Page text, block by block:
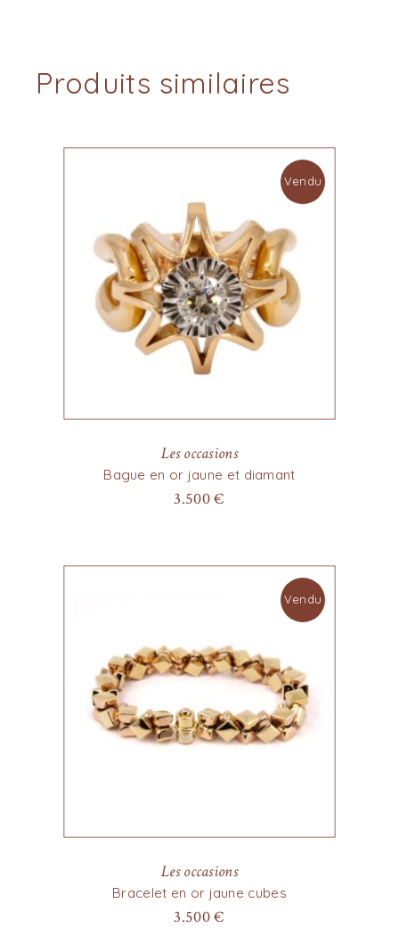
Produits similaires
Vendu
Les occasions
Bague en or jaune et diamant
3.500€
Vendu
Les occasions
Bracelet en or jaune cubes
3.500€